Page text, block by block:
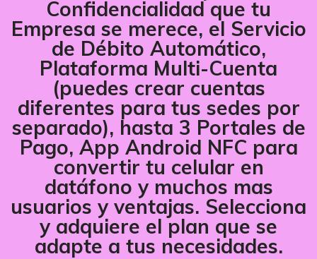
Confidencialidad que tu
Empresa se merece, el Servicio
de Débito Automático,
Plataforma Multi-Cuenta
(puedes crear cuentas
diferentes para tus sedes por
separado), hasta 3 Portales de
Pago, App Android NFC para
convertir tu celular en
datáfono y muchos mas
usuarios y ventajas. Selecciona
y adquiere el plan que se
adapte a tus necesidades.